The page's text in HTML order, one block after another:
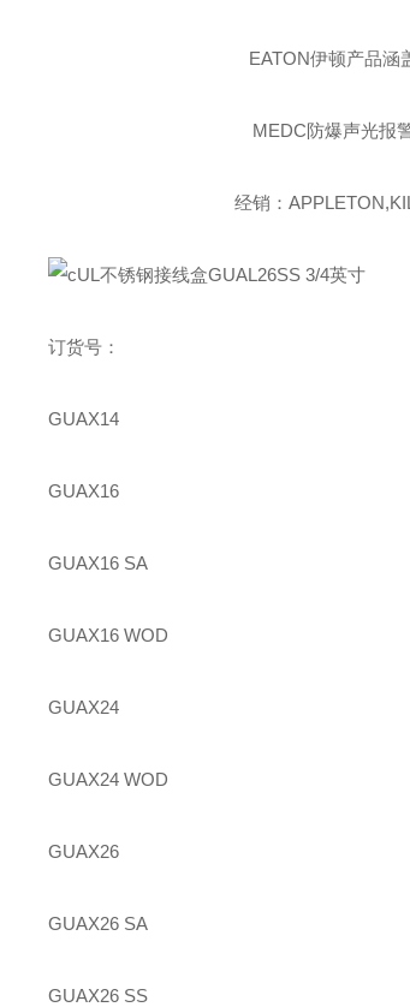
EATON伊顿产品涵
MEDC防爆声光报
经销：
订货号：
GUAX14
GUAX16
GUAX16 SA
GUAX16 WOD
GUAX24
GUAX24 WOD
GUAX26
GUAX26 SA
GUAX26 SS